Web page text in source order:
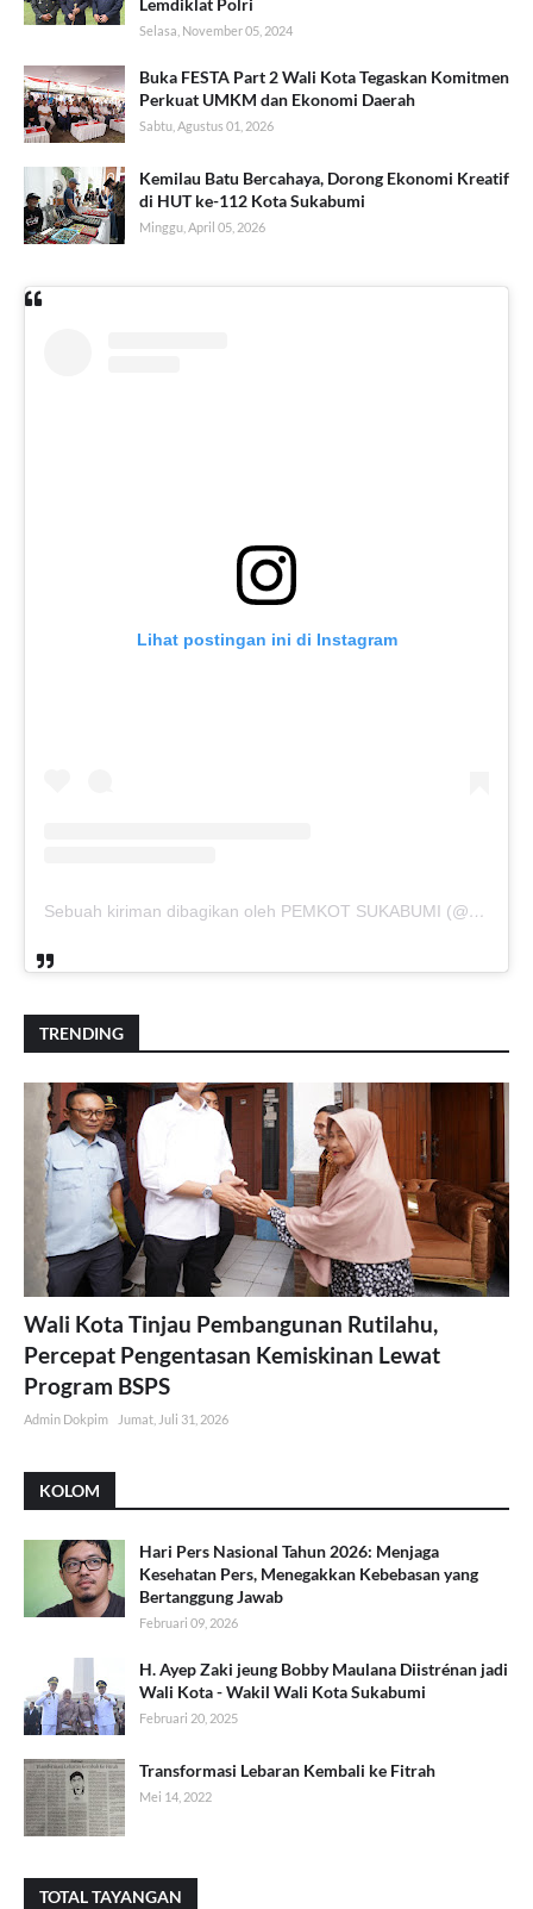
Selasa, November 05, 2024
Buka FESTA Part 2 Wali Kota Tegaskan Komitmen
Perkuat UMKM dan Ekonomi Daerah
Sabtu, Agustus 01, 2026
Kemilau Batu Bercahaya, Dorong Ekonomi Kreatif
di HUT ke-112 Kota Sukabumi
Minggu, April 05, 2026
Lihat postingan ini di Instagram
Sebuah kiriman dibagikan oleh PEMKOT SUKABUMI (@pemkotsukabumi_)
TRENDING
Wali Kota Tinjau Pembangunan Rutilahu,
Percepat Pengentasan Kemiskinan Lewat
Program BSPS
Admin Dokpim Jumat, Juli 31, 2026
KOLOM
Hari Pers Nasional Tahun 2026: Menjaga
Kesehatan Pers, Menegakkan Kebebasan yang
Bertanggung Jawab
Februari 09, 2026
H. Ayep Zaki jeung Bobby Maulana Diistrénan jadi
Wali Kota - Wakil Wali Kota Sukabumi
Februari 20, 2025
Transformasi Lebaran Kembali ke Fitrah
Mei 14, 2022
TOTAL TAYANGAN